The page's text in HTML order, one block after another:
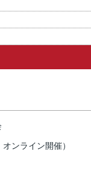
ンライン開催）